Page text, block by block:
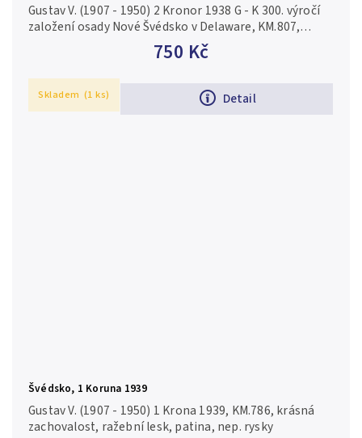
750 Kč
Detail
Gustav V. (1907 - 1950) 2 Kronor 1938 G - K 300. výročí
založení osady Nové Švédsko v Delaware, KM.807,
luxusní zachovalost, ražební lesk, patina
Skladem (1 ks)
Švédsko, 1 Koruna 1939
Gustav V. (1907 - 1950) 1 Krona 1939, KM.786, krásná
zachovalost, ražební lesk, patina, nep. rysky